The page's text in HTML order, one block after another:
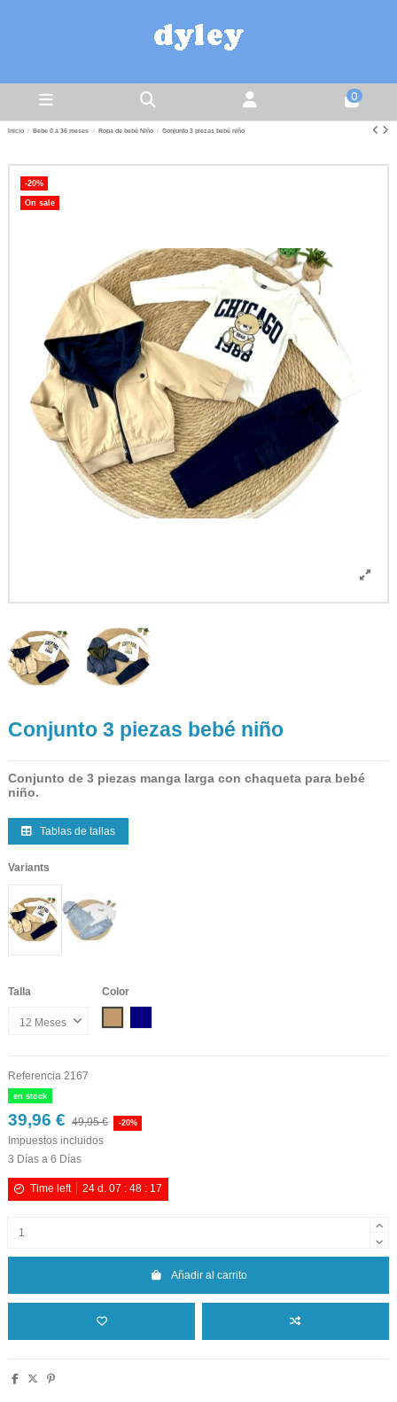
0
Inicio Bebe 0 a 36 meses Ropa de bebé Niño Conjunto 3 piezas bebé niño
-20%
On sale
Conjunto 3 piezas bebé niño
Conjunto de 3 piezas manga larga con chaqueta para bebé
niño.
Tablas de tallas
Variants
Talla
Color
Referencia 2167
en stock
39,96 € 49,95 € -20%
Impuestos incluidos
3 Días a 6 Días
Time left 24 d. 07 :48 : 17
Añadir al carrito